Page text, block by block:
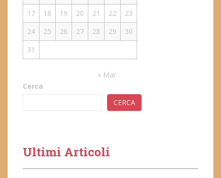
17
18 19 20 21 22
23
24
25 26 27 28 29
30
31
« Mar
Cerca
CERCA
Ultimi Articoli